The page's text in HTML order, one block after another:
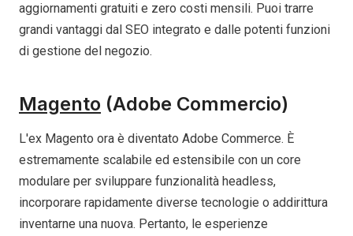
aggiornamenti gratuiti e zero costi mensili. Puoi trarre
grandi vantaggi dal SEO integrato e dalle potenti funzioni
di gestione del negozio.
Magento (Adobe Commercio)
L'ex Magento ora è diventato Adobe Commerce. È
estremamente scalabile ed estensibile con un core
modulare per sviluppare funzionalità headless,
incorporare rapidamente diverse tecnologie o addirittura
inventarne una nuova. Pertanto, le esperienze